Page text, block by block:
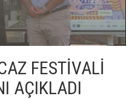
FESTİVALİ
AÇIKLADI